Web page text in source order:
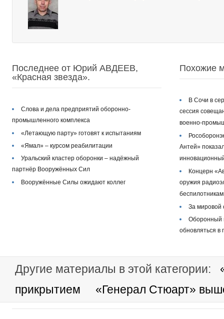
Последнее от Юрий АВДЕЕВ,
«Красная звезда».
Слова и дела предприятий оборонно-
промышленного комплекса
«Летающую парту» готовят к испытаниям
«Ямал» – курсом реабилитации
Уральский кластер оборонки – надёжный
партнёр Вооружённых Сил
Вооружённые Силы ожидают коллег
Похожие
В Сочи в
сессия
военно-
Антей»
Концерн
оружия
За мировой
Оборонный
обновляться в
Другие материалы в этой категории:
прикрытием
«Генерал Стюарт»